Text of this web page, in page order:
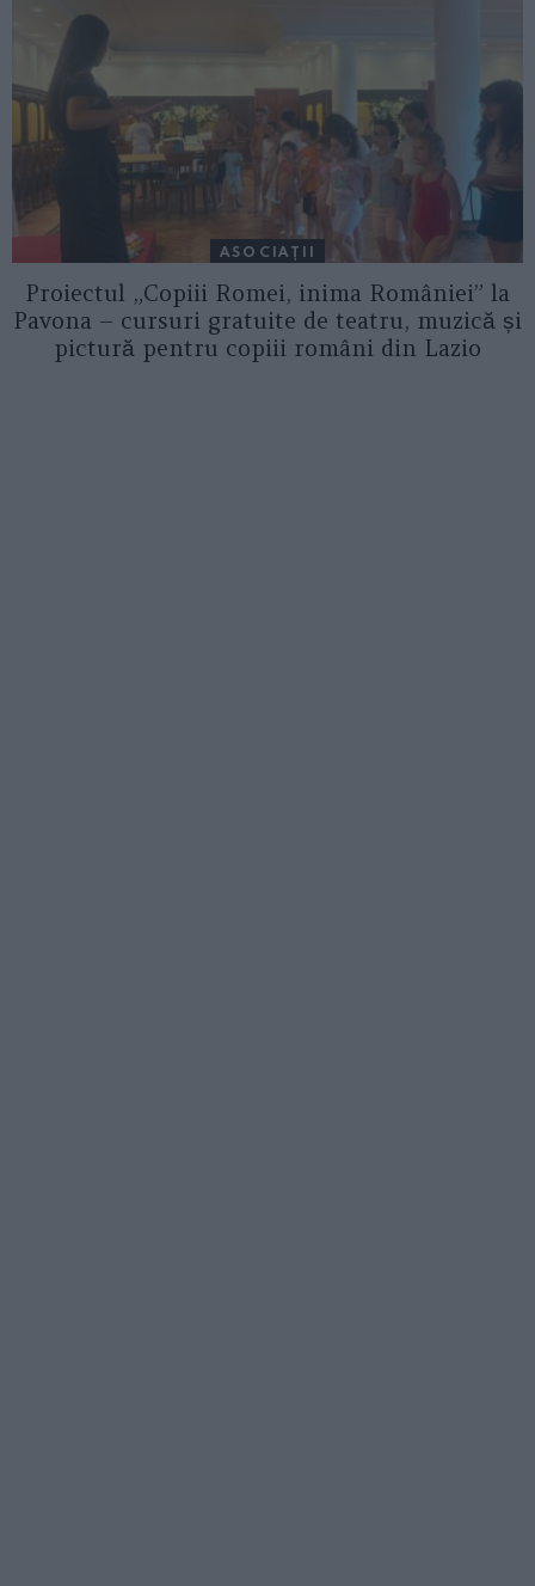
ASOCIAŢII
Proiectul „Copiii Romei, inima României” la
Pavona – cursuri gratuite de teatru, muzică și
pictură pentru copiii români din Lazio